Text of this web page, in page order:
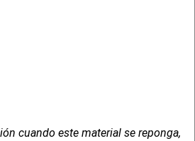
cuando este material se reponga,